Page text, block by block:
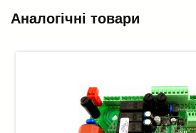
Аналогічні товари